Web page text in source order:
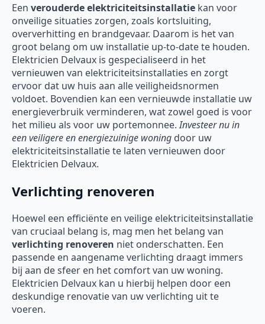
Een verouderde elektriciteitsinstallatie kan voor
onveilige situaties zorgen, zoals kortsluiting,
oververhitting en brandgevaar. Daarom is het van
groot belang om uw installatie up-to-date te houden.
Elektricien Delvaux is gespecialiseerd in het
vernieuwen van elektriciteitsinstallaties en zorgt
ervoor dat uw huis aan alle veiligheidsnormen
voldoet. Bovendien kan een vernieuwde installatie uw
energieverbruik verminderen, wat zowel goed is voor
het milieu als voor uw portemonnee.Investeer nu in
een veiligere en energiezuinige woning door uw
elektriciteitsinstallatie te laten vernieuwen door
Elektricien Delvaux.
Verlichting renoveren
Hoewel een efficiënte en veilige elektriciteitsinstallatie
van cruciaal belang is, mag men het belang van
verlichting renoveren niet onderschatten. Een
passende en aangename verlichting draagt immers
bij aan de sfeer en het comfort van uw woning.
Elektricien Delvaux kan u hierbij helpen door een
deskundige renovatie van uw verlichting uit te
voeren.